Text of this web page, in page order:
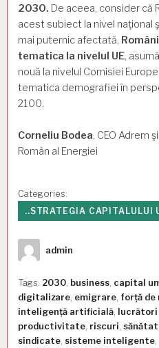
2030. De aceea, consider că
acest subiect la nivel naţional
mai puternic afectată,
tematica la nivelul UE,
nouă la nivelul Comisiei
tematica demografiei în
2100.
Corneliu Bodea, CEO Adrem
Român al Energiei
Categories:
..STRATEGIA CAPITALULUI
Author
admin
Tags: 2030, business, capital
digitalizare, emigrare, forță de
inteligență artificială,
productivitate, riscuri,
sindicate, sisteme inteligente,